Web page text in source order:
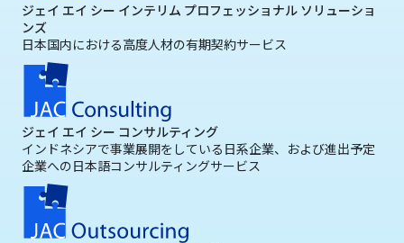
ジェイ エイ シー インテリム プロフェッショナル ソリューショ
ンズ
日本国内における高度人材の有期契約サービス
ジェイ エイ シー コンサルティング
インドネシアで事業展開をしている日系企業、および進出予定
企業への日本語コンサルティングサービス